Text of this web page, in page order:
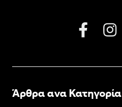
Άρθρα ανα Κατηγορία